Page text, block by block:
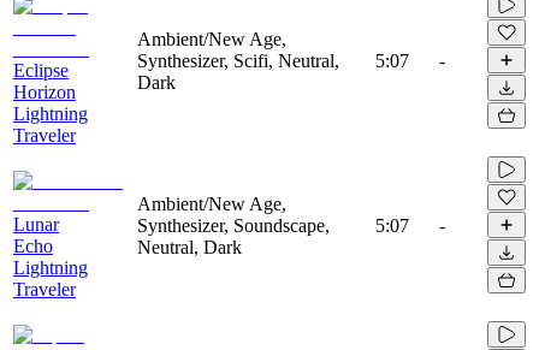
Eclipse
Horizon
Lightning
Traveler
Ambient/New Age,
Synthesizer, Scifi, Neutral,
Dark
5:07 -
Lunar
Echo
Lightning
Traveler
Ambient/New Age,
Synthesizer, Soundscape,
Neutral, Dark
5:07 -